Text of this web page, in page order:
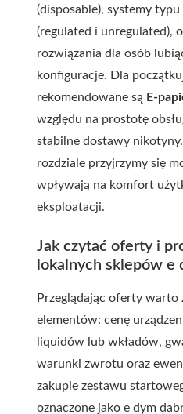
(disposable), systemy
(regulated i unregulated),
rozwiązania dla osób
konfiguracje. Dla
rekomendowane są E-
względu na prostotę
stabilne dostawy
rozdziale przyjrzymy się
wpływają na komfort
eksploatacji.
Jak czytać oferty i
lokalnych sklepów e
Przeglądając oferty warto
elementów: cenę
liquidów lub wkładów,
warunki zwrotu oraz
zakupie zestawu
oznaczone jako e dym